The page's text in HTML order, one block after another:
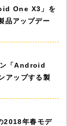
One X3」を
品アップデー
ン「Android
アップする製
2018年春モデ